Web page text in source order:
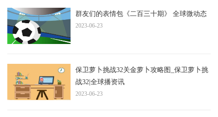
群友们的表情包《二百三十期》 全球微动态
2023-06-23
保卫萝卜挑战32关金萝卜攻略图_保卫萝卜挑
战32|全球播资讯
2023-06-23